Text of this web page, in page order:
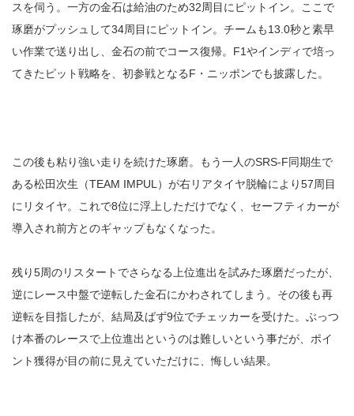
スを伺う。一方の金石は給油のため32周目にピットイン。ここで
琢磨がプッシュして34周目にピットイン。チームも13.0秒と素早
い作業で送り出し、金石の前でコース復帰。F1やインディで培っ
てきたピット戦略を、初参戦となるF・ニッポンでも披露した。
この後も粘り強い走りを続けた琢磨。もう一人のSRS-F同期生で
ある松田次生（TEAM IMPUL）が右リアタイヤ脱輪により57周目
にリタイヤ。これで8位に浮上しただけでなく、セーフティカーが
導入され前方とのギャップもなくなった。
残り5周のリスタートでさらなる上位進出を試みた琢磨だったが、
逆にレース中盤で逆転した金石にかわされてしまう。その後も再
逆転を目指したが、結局及ばず9位でチェッカーを受けた。ぶっつ
け本番のレースで上位進出というのは難しいという事だが、ポイ
ント獲得が目の前に見えていただけに、悔しい結果。